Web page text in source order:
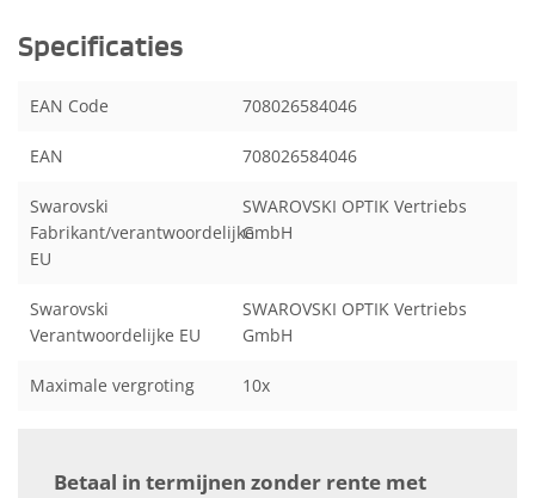
Specificaties
EAN Code 708026584046
EAN 708026584046
Swarovski
Fabrikant/verantwoordelijke
EU
SWAROVSKI OPTIK Vertriebs
GmbH
Swarovski
Verantwoordelijke EU
SWAROVSKI OPTIK Vertriebs
GmbH
Maximale vergroting 10x
Betaal in termijnen zonder rente met